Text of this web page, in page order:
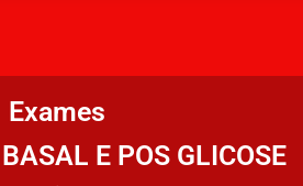
Exames
E POS GLICOSE